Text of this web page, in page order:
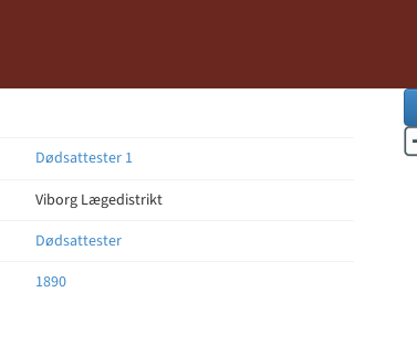
Dødsattester 1
Viborg Lægedistrikt
Dødsattester
1890